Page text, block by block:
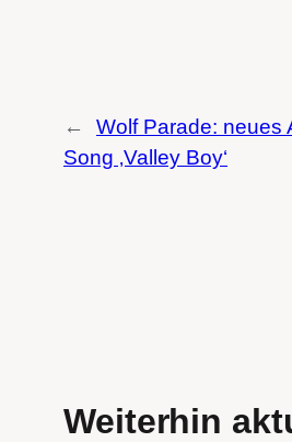
←
Wolf Parade: neues
Song ‚Valley Boy‘
Weiterhin